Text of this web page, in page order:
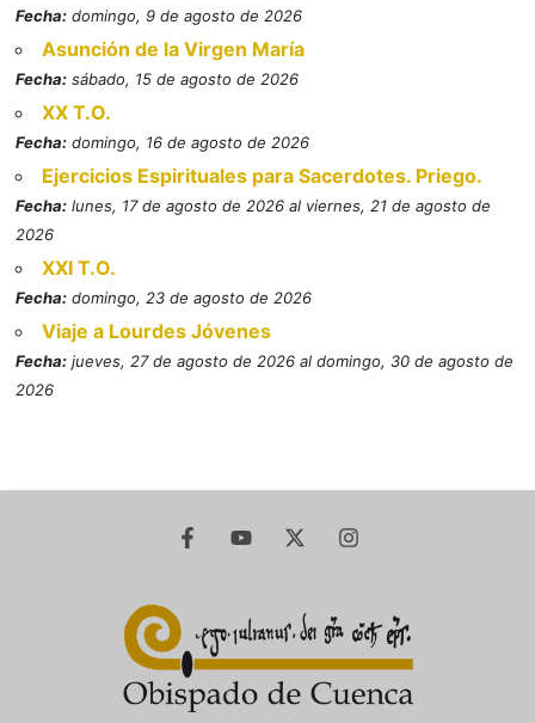
Fecha: domingo, 9 de agosto de 2026
Asunción de la Virgen María
Fecha: sábado, 15 de agosto de 2026
XX T.O.
Fecha: domingo, 16 de agosto de 2026
Ejercicios Espirituales para Sacerdotes. Priego.
Fecha: lunes, 17 de agosto de 2026 al viernes, 21 de agosto de
2026
XXI T.O.
Fecha: domingo, 23 de agosto de 2026
Viaje a Lourdes Jóvenes
Fecha: jueves, 27 de agosto de 2026 al domingo, 30 de agosto de
2026